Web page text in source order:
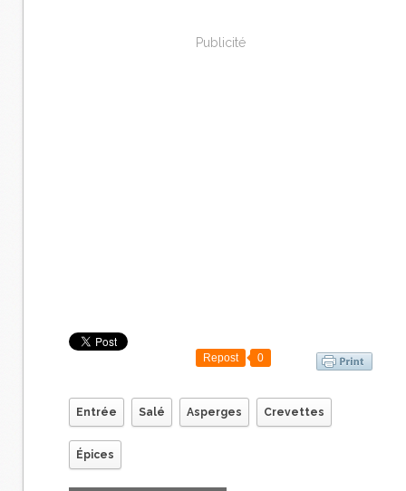
Publicité
Repost 0
Entrée Salé Asperges Crevettes
Épices